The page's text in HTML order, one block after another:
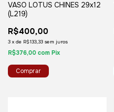
VASO LOTUS CHINES 29x12
(L219)
R$400,00
3 x de R$133,33 sem juros
R$376,00 com Pix